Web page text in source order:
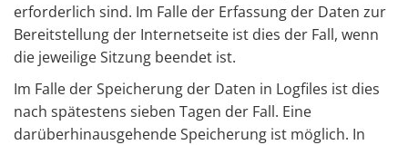
erforderlich sind. Im Falle der Erfassung der Daten zur
Bereitstellung der Internetseite ist dies der Fall, wenn
die jeweilige Sitzung beendet ist.
Im Falle der Speicherung der Daten in Logfiles ist dies
nach spätestens sieben Tagen der Fall. Eine
darüberhinausgehende Speicherung ist möglich. In